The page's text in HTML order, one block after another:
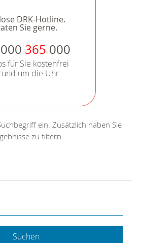
DRK-Hotline.
Sie gerne.
365 000
für Sie kostenfrei
um die Uhr
ein. Zusätzlich haben Sie
zu filtern.
Suchen